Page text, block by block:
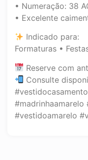
• Numeração: 38
• Excelente
Indicado para:
Formaturas •
Reserve com
Consulte
#vestidoamarelo